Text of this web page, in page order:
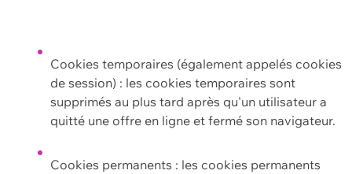
Cookies temporaires (également appelés cookies
de session) : les cookies temporaires sont
supprimés au plus tard après qu'un utilisateur a
quitté une offre en ligne et fermé son navigateur.
Cookies permanents : les cookies permanents